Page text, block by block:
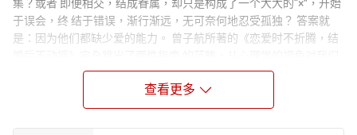
集？或者 即便相交，结成眷属，却只是构成了一个大大的“×”，开始
于误会，终 结于错误，渐行渐远，无可奈何地忍受孤独？ 答案就
是：因为他们都缺少爱的能力。 曾子航所著的《恋爱时不折腾，结
的情感做出了耳目一新的分析和解读，追 根溯源，深刻剖析童年时
代对一个人心理的深层影响，让我们顿悟，原来 ，许多爱情中的偏
执，婚姻中的矛盾，两性相处时的痛苦，婆媳关系里的 纠结，都与
我们童年时的家庭环境与教育息息相关。 相比那些药方系，毒舌
查看更多